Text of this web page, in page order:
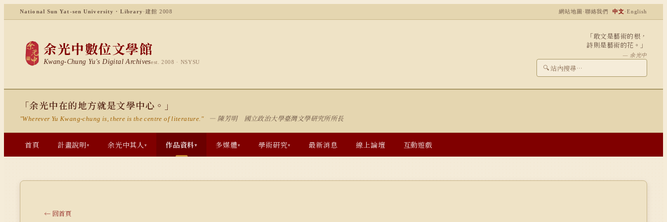
National Sun Yat-sen University · Library ·建館 2008 網站地圖 ·聯絡我們 中文·English
余光中數位文學館
Kwang-Chung Yu's Digital Archivesest. 2008 · NSYSU
「敢文是藝術的根，
詩則是藝術的花。」
— 余光中
🔍
「余光中在的地方就是文學中心。」
"Wherever Yu Kwang-chung is, there is the centre of literature." — 陳芳明 國立政治大學臺灣文學研究所所長
首頁 計畫說明▾ 余光中其人▾ 作品資料▾ 多媒體▾ 學術研究▾ 最新消息 線上論壇 互動遊戲
← 回首頁